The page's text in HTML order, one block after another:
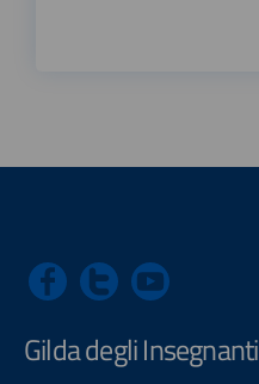
Gilda degli Insegnanti